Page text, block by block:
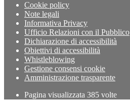
Cookie policy
Note legali
Informativa Privacy
Ufficio Relazioni con il Pubblico
Dichiarazione di accessibilità
Obiettivi di accessibilità
Whistleblowing
Gestione consensi cookie
Amministrazione trasparente
Pagina visualizzata 385 volte